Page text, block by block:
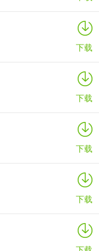
下载
下载
下载
下载